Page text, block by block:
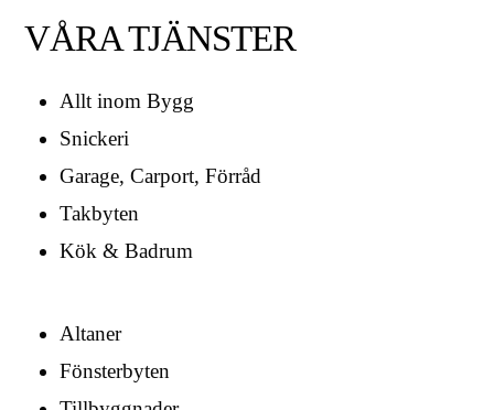
VÅRA TJÄNSTER
Allt inom Bygg
Snickeri
Garage, Carport, Förråd
Takbyten
Kök & Badrum
Altaner
Fönsterbyten